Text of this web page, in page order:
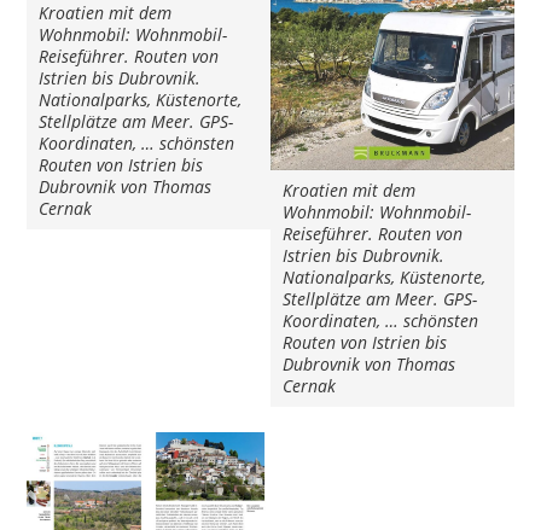
Kroatien mit dem
Wohnmobil: Wohnmobil-
Reiseführer. Routen von
Istrien bis Dubrovnik.
Nationalparks, Küstenorte,
Stellplätze am Meer. GPS-
Koordinaten, … schönsten
Routen von Istrien bis
Dubrovnik von Thomas
Cernak
Kroatien mit dem
Wohnmobil: Wohnmobil-
Reiseführer. Routen von
Istrien bis Dubrovnik.
Nationalparks, Küstenorte,
Stellplätze am Meer. GPS-
Koordinaten, … schönsten
Routen von Istrien bis
Dubrovnik von Thomas
Cernak